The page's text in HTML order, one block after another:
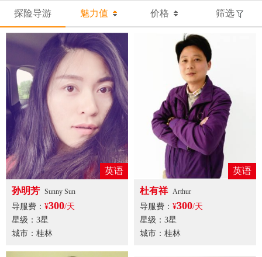
探险导游 魅力值 价格 筛选
英语
孙明芳 Sunny Sun
导服费： ¥300/天
星级：3星
城市：桂林
英语
杜有祥
Arthur
导服费： ¥300/天
星级：3星
城市：桂林